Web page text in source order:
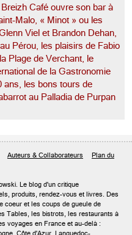
Café ouvre son bar à
Malo, « Minot » ou les
Viel et Brandon Dehan,
Pérou, les plaisirs de Fabio
Plage de Verchant, le
de la Gastronomie
ans, les bons tours de
au Palladia de Purpan
Auteurs & Collaborateurs
Plan du
. Le blog d'un critique
produits, rendez-vous et livres. Des
coeur et les coups de gueule de
Tables, les bistrots, les restaurants à
voyages en France et au-delà :